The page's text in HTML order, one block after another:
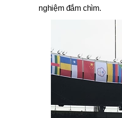
nghiệm đắm chìm.